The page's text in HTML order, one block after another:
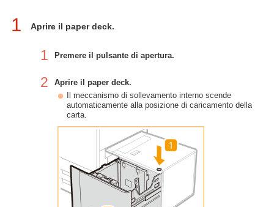
1 Aprire il paper deck.
1 Premere il pulsante di apertura.
2
Aprire il paper deck.
Il meccanismo di sollevamento interno scende
automaticamente alla posizione di caricamento della
carta.